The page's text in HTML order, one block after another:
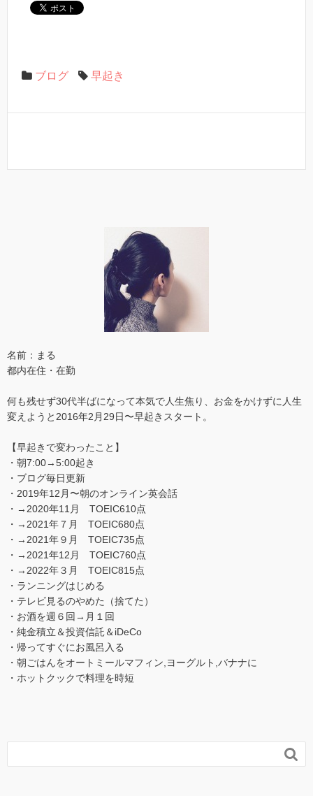
ブログ 早起き
名前：まる
都内在住・在勤
何も残せず30代半ばになって本気で人生焦り、お金をかけずに人生
変えようと2016年2月29日〜早起きスタート。
【早起きで変わったこと】
・朝7:00→5:00起き
・ブログ毎日更新
・2019年12月〜朝のオンライン英会話
・→2020年11月 TOEIC610点
・→2021年７月 TOEIC680点
・→2021年９月 TOEIC735点
・→2021年12月 TOEIC760点
・→2022年３月 TOEIC815点
・ランニングはじめる
・テレビ見るのやめた（捨てた）
・お酒を週６回→月１回
・純金積立＆投資信託＆iDeCo
・帰ってすぐにお風呂入る
・朝ごはんをオートミールマフィン,ヨーグルト,バナナに
・ホットクックで料理を時短
